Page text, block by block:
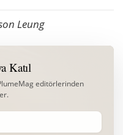
Leung
Katıl
editörlerinden